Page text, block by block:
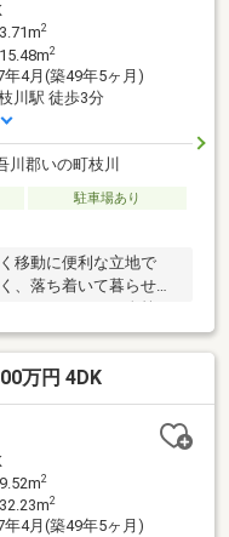
2
2
年4月(築49年5ヶ月)
川駅 徒歩3分
川郡いの町枝川
駐車場あり
移動に便利な立地で
、落ち着いて暮らせる
万円 4DK
2
2
年4月(築49年5ヶ月)